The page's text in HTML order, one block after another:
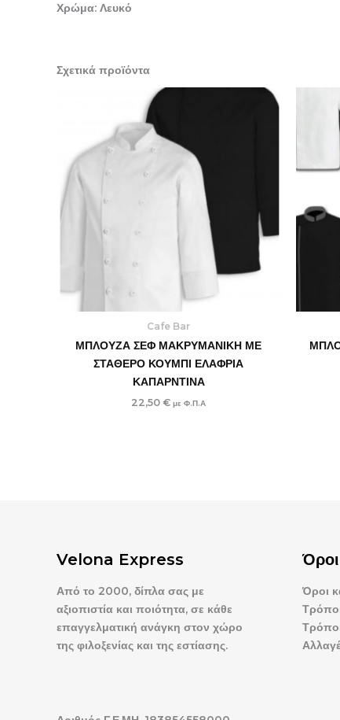
Χρώμα: Λευκό
Σχετικά προϊόντα
Cafe Bar
ΜΠΛΟΥΖΑ ΣΕΦ ΜΑΚΡΥΜΑΝΙΚΗ ΜΕ
ΣΤΑΘΕΡΟ ΚΟΥΜΠΙ ΕΛΑΦΡΙΑ
ΚΑΠΑΡΝΤΙΝΑ
22,50 € με Φ.Π.Α
Velona Express
Από το 2000, δίπλα σας με
αξιοπιστία και ποιότητα, σε κάθε
επαγγελματική ανάγκη στον χώρο
της φιλοξενίας και της εστίασης.
Όροι